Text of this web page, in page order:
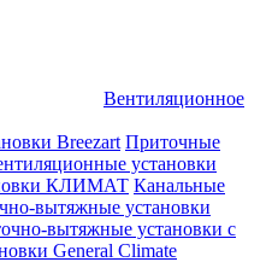
Вентиляционное
Breezart Приточные
установки
КЛИМАТ Канальные
вытяжные установки
вытяжные установки с
General Climate